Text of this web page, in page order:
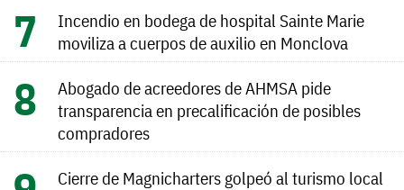
Incendio en bodega de hospital Sainte Marie
moviliza a cuerpos de auxilio en Monclova
Abogado de acreedores de AHMSA pide
transparencia en precalificación de posibles
compradores
Cierre de Magnicharters golpeó al turismo local